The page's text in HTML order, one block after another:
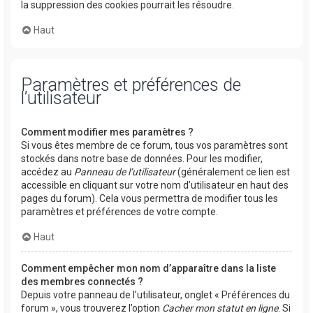
la suppression des cookies pourrait les résoudre.
Haut
Paramètres et préférences de
l’utilisateur
Comment modifier mes paramètres ?
Si vous êtes membre de ce forum, tous vos paramètres sont
stockés dans notre base de données. Pour les modifier,
accédez au Panneau de l’utilisateur(généralement ce lien est
accessible en cliquant sur votre nom d’utilisateur en haut des
pages du forum). Cela vous permettra de modifier tous les
paramètres et préférences de votre compte.
Haut
Comment empêcher mon nom d’apparaître dans la liste
des membres connectés ?
Depuis votre panneau de l’utilisateur, onglet « Préférences du
forum », vous trouverez l’option Cacher mon statut en ligne. Si